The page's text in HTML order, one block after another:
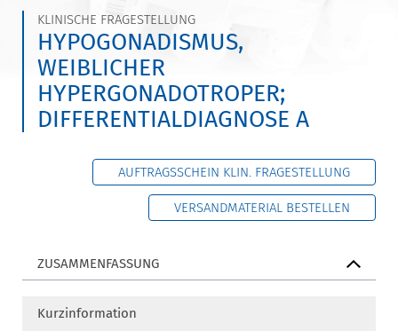
KLINISCHE FRAGESTELLUNG
HYPOGONADISMUS,
WEIBLICHER
HYPERGONADOTROPER;
DIFFERENTIALDIAGNOSE A
AUFTRAGSSCHEIN KLIN. FRAGESTELLUNG
VERSANDMATERIAL BESTELLEN
ZUSAMMENFASSUNG
Kurzinformation